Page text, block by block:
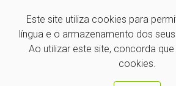
Este site utiliza cookies para
língua e o armazenamento dos
Ao utilizar este site, concorda
cookies.